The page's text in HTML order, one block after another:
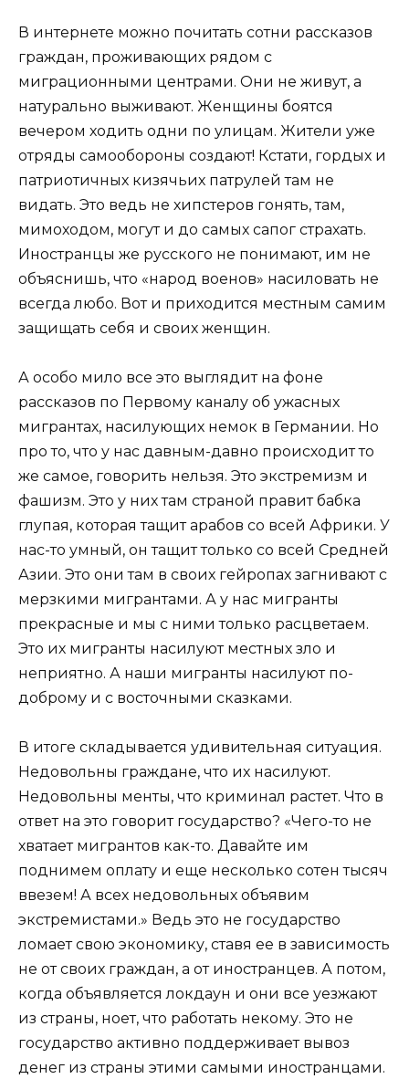
В интернете можно почитать сотни рассказов
граждан, проживающих рядом с
миграционными центрами. Они не живут, а
натурально выживают. Женщины боятся
вечером ходить одни по улицам. Жители уже
отряды самообороны создают! Кстати, гордых и
патриотичных кизячьих патрулей там не
видать. Это ведь не хипстеров гонять, там,
мимоходом, могут и до самых сапог страхать.
Иностранцы же русского не понимают, им не
объяснишь, что «народ военов» насиловать не
всегда любо. Вот и приходится местным самим
защищать себя и своих женщин.
А особо мило все это выглядит на фоне
рассказов по Первому каналу об ужасных
мигрантах, насилующих немок в Германии. Но
про то, что у нас давным-давно происходит то
же самое, говорить нельзя. Это экстремизм и
фашизм. Это у них там страной правит бабка
глупая, которая тащит арабов со всей Африки. У
нас-то умный, он тащит только со всей Средней
Азии. Это они там в своих гейропах загнивают с
мерзкими мигрантами. А у нас мигранты
прекрасные и мы с ними только расцветаем.
Это их мигранты насилуют местных зло и
неприятно. А наши мигранты насилуют по-
доброму и с восточными сказками.
В итоге складывается удивительная ситуация.
Недовольны граждане, что их насилуют.
Недовольны менты, что криминал растет. Что в
ответ на это говорит государство? «Чего-то не
хватает мигрантов как-то. Давайте им
поднимем оплату и еще несколько сотен тысяч
ввезем! А всех недовольных объявим
экстремистами.» Ведь это не государство
ломает свою экономику, ставя ее в зависимость
не от своих граждан, а от иностранцев. А потом,
когда объявляется локдаун и они все уезжают
из страны, ноет, что работать некому. Это не
государство активно поддерживает вывоз
денег из страны этими самыми иностранцами.